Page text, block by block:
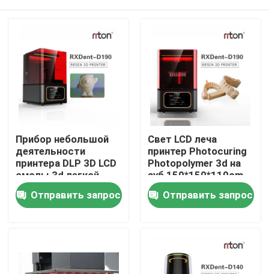
Дома
Контакты
Прибор небольшой
деятельности
принтера DLP 3D LCD
смолы 3d легкой
удобный
Отправить запрос
Свет LCD леча
принтер Photocuring
Photopolymer 3d на
зуб 150*150*110cm
Отправить запрос